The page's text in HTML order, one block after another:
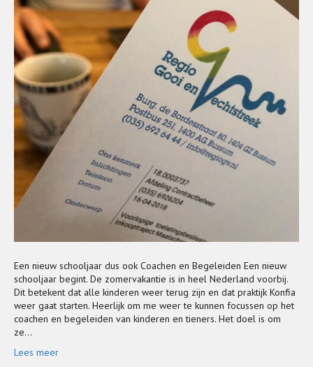
Een nieuw schooljaar dus ook Coachen en Begeleiden Een nieuw
schooljaar begint. De zomervakantie is in heel Nederland voorbij.
Dit betekent dat alle kinderen weer terug zijn en dat praktijk Konfia
weer gaat starten. Heerlijk om me weer te kunnen focussen op het
coachen en begeleiden van kinderen en tieners. Het doel is om
ze…
Lees meer